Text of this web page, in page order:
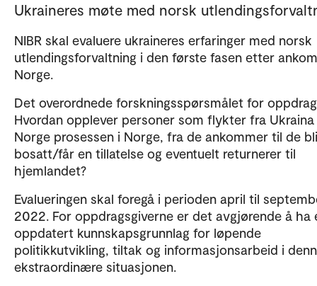
Ukraineres møte med norsk
NIBR skal evaluere ukraineres erfaringer med norsk
utlendingsforvaltning i den første fasen etter
Norge.
Det overordnede forskningsspørsmålet for
Hvordan opplever personer som flykter fra
Norge prosessen i Norge, fra de ankommer til de
bosatt/får en tillatelse og eventuelt returnerer til
hjemlandet?
Evalueringen skal foregå i perioden april til
2022. For oppdragsgiverne er det avgjørende å ha
oppdatert kunnskapsgrunnlag for løpende
politikkutvikling, tiltak og informasjonsarbeid i
ekstraordinære situasjonen.